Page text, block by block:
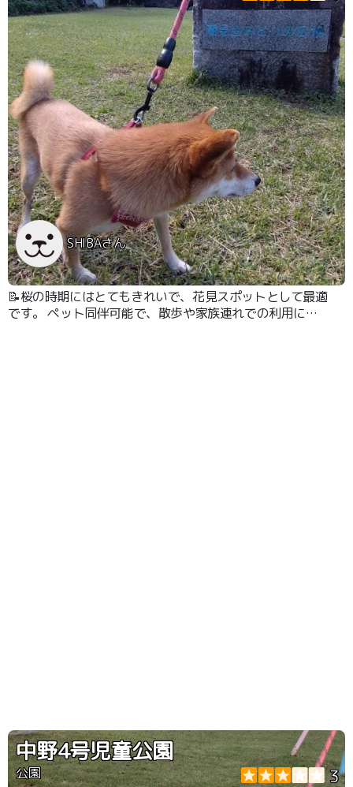
SHIBAさん
📝桜の時期にはとてもきれいで、花見スポットとして最適
です。 ペット同伴可能で、散歩や家族連れでの利用に適
中野4号児童公園
公園 3